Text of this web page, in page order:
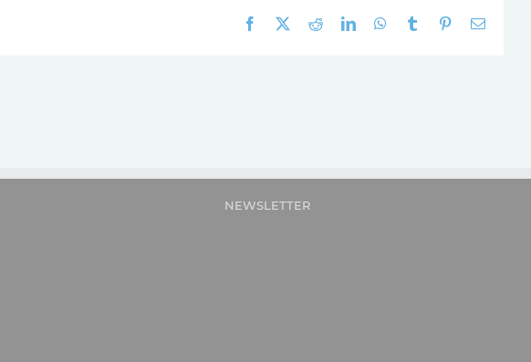
Facebook RedditLinkedInWhatsApp
Tumblr Pinterest
E-
NEWSLETTER